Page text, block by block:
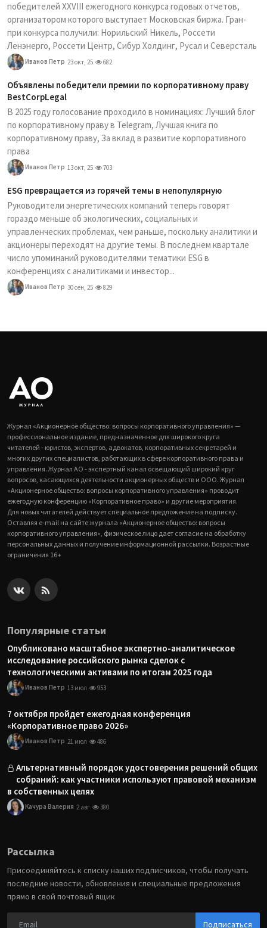
победителей XXVIII ежегодного конкурса годовых отчетов,
организатором которого выступает Московская биржа. Гран-
при конкурса получили: Норильский Никель, Россети
Ленэнерго, Россети Центр, Сибур Холдинг, Русал и Северсталь
Иванов Петр 23 окт, 25 682
Объявлены победители премии по корпоративному праву
BestCorpLegal
В 2025 году голосование проходило в номинациях: Лучший блог
по корпоративному праву в Telegram, Лучшая книга по
корпоративному праву, За вклад в развитие корпоративного
права
Иванов Петр 13 окт, 25 703
ESG превращается из горячей темы в непопулярную
Руководители энергетических компаний теперь говорят
гораздо меньше об экологических, социальных и
управленческих проблемах, чем раньше, поскольку аналитики и
акционеры переходят на другие темы. В последнем квартале
число упоминаний руководителями тематики ESG в
конференциях с аналитиками и инвестор...
Иванов Петр 30 сен, 25 829
Журнал «Акционерное общество: вопросы корпоративного управления» —
профессиональное издание, предназначенное для широкого круга
читателей - юристов, экспертов, адвокатов, корпоративных секретарей и
многих других специалистов, работающих в сфере корпоративного права и
управления. Журнал АО - экспертный канал освещающий широкий круг
вопросов, касающихся деятельности акционерных обществ и ООО. Журнал
«Акционерное общество: вопросы корпоративного управления» проводит
ежегодную конференцию «Корпоративное право» и другие мероприятия.
Для новых читателей действует специальное предложение на подписку.
Оставляя e-mail на сайте журнала «Акционерное общество: вопросы
корпоративного управления», физическое лицо дает согласие на обработку
персональных данных и получение информационной рассылки. Возрастные
ограничения 16+
Популярные статьи
Опубликовано масштабное экспертно-аналитическое
исследование российского рынка сделок с
технологическими активами по итогам 2025 года
Иванов Петр 13 июл 953
7 октября пройдет ежегодная конференция
«Корпоративное право 2026»
Иванов Петр 21 июл 486
Альтернативный порядок удостоверения решений общих
собраний: как участники используют правовой механизм
в собственных целях
Качура Валерия 2 авг 380
Рассылка
Присоединяйтесь к списку наших подписчиков, чтобы получать
последние новости, обновления и специальные предложения
прямо в свой почтовый ящик
Подписаться